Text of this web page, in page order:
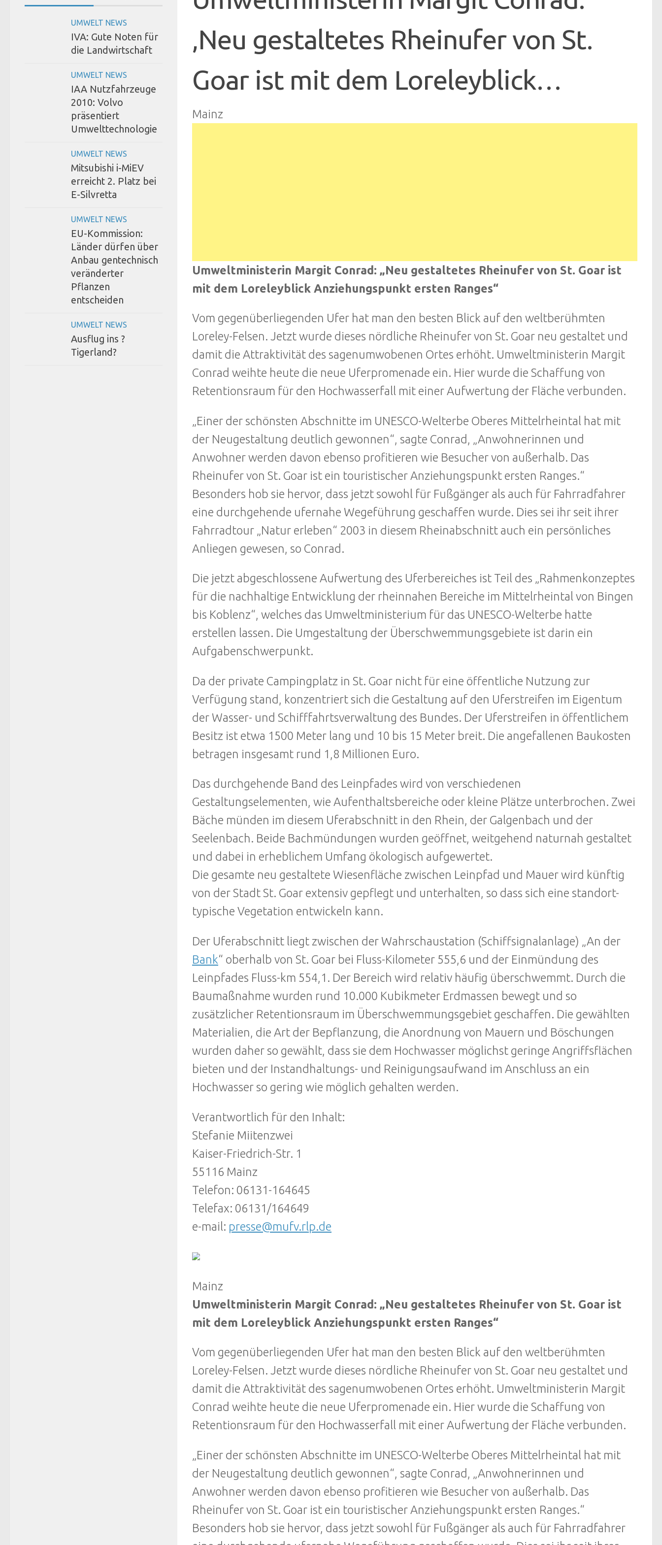
‚Neu gestaltetes Rheinufer von St.
Goar ist mit dem Loreleyblick…
Mainz
Umweltministerin Margit Conrad: „Neu gestaltetes Rheinufer von St. Goar ist
mit dem Loreleyblick Anziehungspunkt ersten Ranges“
Vom gegenüberliegenden Ufer hat man den besten Blick auf den weltberühmten
Loreley-Felsen. Jetzt wurde dieses nördliche Rheinufer von St. Goar neu gestaltet und
damit die Attraktivität des sagenumwobenen Ortes erhöht. Umweltministerin Margit
Conrad weihte heute die neue Uferpromenade ein. Hier wurde die Schaffung von
Retentionsraum für den Hochwasserfall mit einer Aufwertung der Fläche verbunden.
„Einer der schönsten Abschnitte im UNESCO-Welterbe Oberes Mittelrheintal hat mit
der Neugestaltung deutlich gewonnen“, sagte Conrad, „Anwohnerinnen und
Anwohner werden davon ebenso profitieren wie Besucher von außerhalb. Das
Rheinufer von St. Goar ist ein touristischer Anziehungspunkt ersten Ranges.“
Besonders hob sie hervor, dass jetzt sowohl für Fußgänger als auch für Fahrradfahrer
eine durchgehende ufernahe Wegeführung geschaffen wurde. Dies sei ihr seit ihrer
Fahrradtour „Natur erleben“ 2003 in diesem Rheinabschnitt auch ein persönliches
Anliegen gewesen, so Conrad.
Die jetzt abgeschlossene Aufwertung des Uferbereiches ist Teil des „Rahmenkonzeptes
für die nachhaltige Entwicklung der rheinnahen Bereiche im Mittelrheintal von Bingen
bis Koblenz“, welches das Umweltministerium für das UNESCO-Welterbe hatte
erstellen lassen. Die Umgestaltung der Überschwemmungsgebiete ist darin ein
Aufgabenschwerpunkt.
Da der private Campingplatz in St. Goar nicht für eine öffentliche Nutzung zur
Verfügung stand, konzentriert sich die Gestaltung auf den Uferstreifen im Eigentum
der Wasser- und Schifffahrtsverwaltung des Bundes. Der Uferstreifen in öffentlichem
Besitz ist etwa 1500 Meter lang und 10 bis 15 Meter breit. Die angefallenen Baukosten
betragen insgesamt rund 1,8 Millionen Euro.
Das durchgehende Band des Leinpfades wird von verschiedenen
Gestaltungselementen, wie Aufenthaltsbereiche oder kleine Plätze unterbrochen. Zwei
Bäche münden im diesem Uferabschnitt in den Rhein, der Galgenbach und der
Seelenbach. Beide Bachmündungen wurden geöffnet, weitgehend naturnah gestaltet
und dabei in erheblichem Umfang ökologisch aufgewertet.
Die gesamte neu gestaltete Wiesenfläche zwischen Leinpfad und Mauer wird künftig
von der Stadt St. Goar extensiv gepflegt und unterhalten, so dass sich eine standort-
typische Vegetation entwickeln kann.
Der Uferabschnitt liegt zwischen der Wahrschaustation (Schiffsignalanlage) „An der
Bank“ oberhalb von St. Goar bei Fluss-Kilometer 555,6 und der Einmündung des
Leinpfades Fluss-km 554,1. Der Bereich wird relativ häufig überschwemmt. Durch die
Baumaßnahme wurden rund 10.000 Kubikmeter Erdmassen bewegt und so
zusätzlicher Retentionsraum im Überschwemmungsgebiet geschaffen. Die gewählten
Materialien, die Art der Bepflanzung, die Anordnung von Mauern und Böschungen
wurden daher so gewählt, dass sie dem Hochwasser möglichst geringe Angriffsflächen
bieten und der Instandhaltungs- und Reinigungsaufwand im Anschluss an ein
Hochwasser so gering wie möglich gehalten werden.
Verantwortlich für den Inhalt:
Stefanie Miitenzwei
Kaiser-Friedrich-Str. 1
55116 Mainz
Telefon: 06131-164645
Telefax: 06131/164649
e-mail: presse@mufv.rlp.de
Mainz
Umweltministerin Margit Conrad: „Neu gestaltetes Rheinufer von St. Goar ist
mit dem Loreleyblick Anziehungspunkt ersten Ranges“
Vom gegenüberliegenden Ufer hat man den besten Blick auf den weltberühmten
Loreley-Felsen. Jetzt wurde dieses nördliche Rheinufer von St. Goar neu gestaltet und
damit die Attraktivität des sagenumwobenen Ortes erhöht. Umweltministerin Margit
Conrad weihte heute die neue Uferpromenade ein. Hier wurde die Schaffung von
Retentionsraum für den Hochwasserfall mit einer Aufwertung der Fläche verbunden.
„Einer der schönsten Abschnitte im UNESCO-Welterbe Oberes Mittelrheintal hat mit
der Neugestaltung deutlich gewonnen“, sagte Conrad, „Anwohnerinnen und
Anwohner werden davon ebenso profitieren wie Besucher von außerhalb. Das
Rheinufer von St. Goar ist ein touristischer Anziehungspunkt ersten Ranges.“
Besonders hob sie hervor, dass jetzt sowohl für Fußgänger als auch für Fahrradfahrer
UMWELT NEWS
IVA: Gute Noten für
die Landwirtschaft
UMWELT NEWS
IAA Nutzfahrzeuge
2010: Volvo
präsentiert
Umwelttechnologie
UMWELT NEWS
Mitsubishi i-MiEV
erreicht 2. Platz bei
E-Silvretta
UMWELT NEWS
EU-Kommission:
Länder dürfen über
Anbau gentechnisch
veränderter
Pflanzen
entscheiden
UMWELT NEWS
Ausflug ins ?
Tigerland?